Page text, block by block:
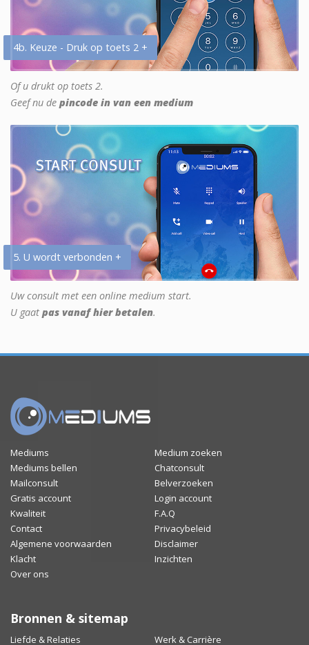
4b. Keuze - Druk op toets 2 +
Of u drukt op toets 2.
Geef nu de pincode in van een medium
5. U wordt verbonden +
Uw consult met een online medium start.
U gaat pas vanaf hier betalen.
Mediums
Medium zoeken
Mediums bellen
Chatconsult
Mailconsult
Belverzoeken
Gratis account
Login account
Kwaliteit
F.A.Q
Contact
Privacybeleid
Algemene voorwaarden
Disclaimer
Klacht
Inzichten
Over ons
Bronnen & sitemap
Liefde & Relaties Werk & Carrière